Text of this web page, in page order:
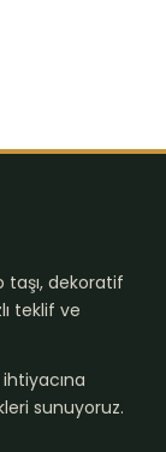
taşı, dekoratif
teklif ve
sunuyoruz.